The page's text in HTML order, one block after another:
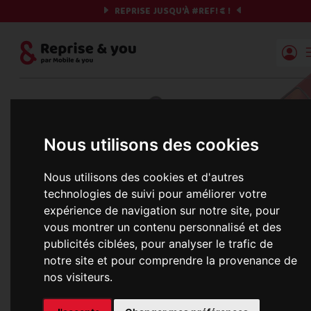
Nous utilisons des cookies
Nous utilisons des cookies et d'autres
technologies de suivi pour améliorer votre
expérience de navigation sur notre site, pour
vous montrer un contenu personnalisé et des
publicités ciblées, pour analyser le trafic de
notre site et pour comprendre la provenance de
nos visiteurs.
REPRISE JUSQU'À #REF!€ !
Reprise | Mobile & you
Préparez votre chrono et vos informations,
c'est parti !
Nous récupérons les meilleures
Une erreur est survenue :